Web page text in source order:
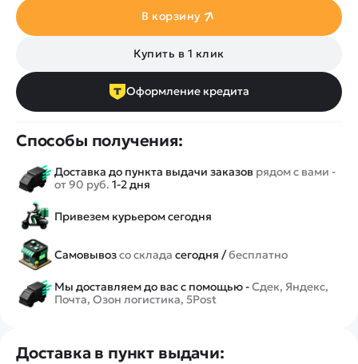
В корзину
Купить в 1 клик
Оформление кредита
Способы получения:
Доставка до пункта выдачи заказов рядом с вами -
от 90 руб. 1-2 дня
Привезем курьером сегодня
Самовывозсо склада сегодня /бесплатно
Мы доставляем до вас с помощью -Сдек, Яндекс,
Почта, Озон логистика, 5Post
Доставка в пункт выдачи:
Конструкторы
Запчасти для моделей